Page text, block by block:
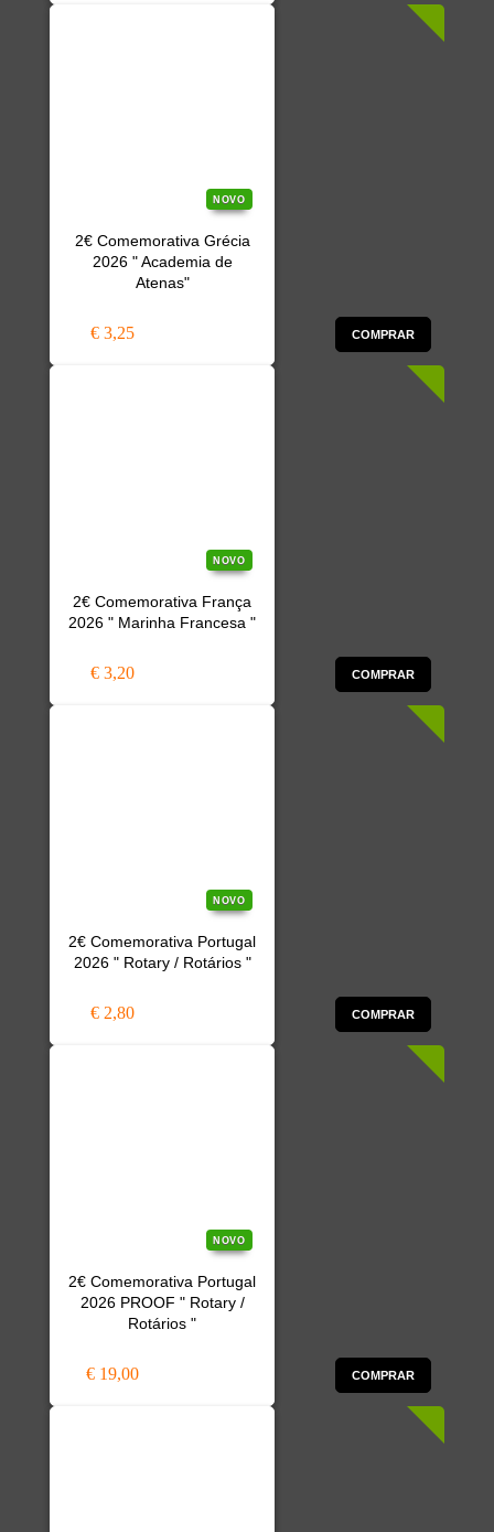
NOVO
2€ Comemorativa Grécia
2026 " Academia de
Atenas"
€ 3,25 COMPRAR
NOVO
2€ Comemorativa França
2026 " Marinha Francesa "
€ 3,20 COMPRAR
NOVO
2€ Comemorativa Portugal
2026 " Rotary / Rotários "
€ 2,80 COMPRAR
NOVO
2€ Comemorativa Portugal
2026 PROOF " Rotary /
Rotários "
€ 19,00 COMPRAR